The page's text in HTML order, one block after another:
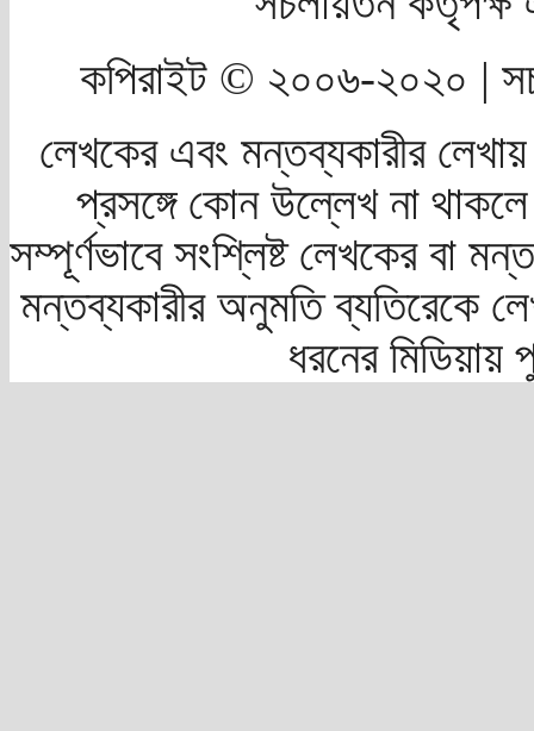
কপিরাইট © ২০০৬-২০২০ |
লেখকের এবং মন্তব্যকারীর
প্রসঙ্গে কোন উল্লেখ না
সম্পূর্ণভাবে সংশ্লিষ্ট লেখকের বা
মন্তব্যকারীর অনুমতি ব্যতিরেকে
ধরনের মিডিয়ায়